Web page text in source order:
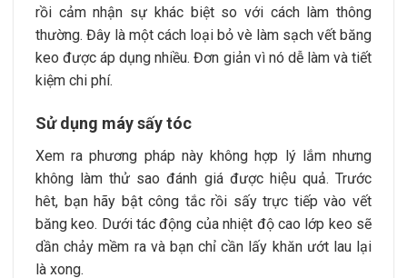
rồi cảm nhận sự khác biệt so với cách làm thông
thường. Đây là một cách loại bỏ vè làm sạch vết băng
keo được áp dụng nhiều. Đơn giản vì nó dễ làm và tiết
kiệm chi phí.
Sử dụng máy sấy tóc
Xem ra phương pháp này không hợp lý lắm nhưng
không làm thử sao đánh giá được hiệu quả. Trước
hêt, bạn hãy bật công tắc rồi sấy trực tiếp vào vết
băng keo. Dưới tác động của nhiệt độ cao lớp keo sẽ
dần chảy mềm ra và bạn chỉ cần lấy khăn ướt lau lại
là xong.